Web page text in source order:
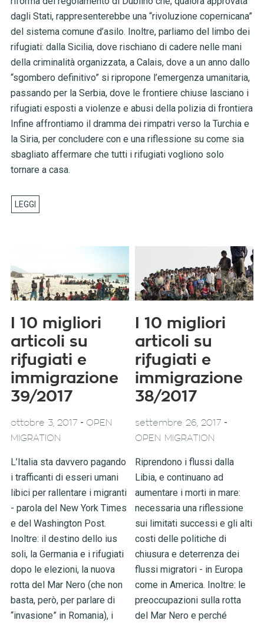
dagli Stati, rappresenterebbe una “rivoluzione copernicana”
del sistema comune d’asilo. Inoltre, parliamo del limbo dei
rifugiati: dalla Sicilia, dove rischiano di cadere nelle mani
della criminalità organizzata, a Calais, dove a un anno dallo
“sgombero definitivo” si ripropone l’emergenza umanitaria,
passando per la Serbia, dove le frontiere chiuse lasciano i
rifugiati esposti a violenze e abusi della polizia di frontiera
Infine affrontiamo il dramma dei rimpatri verso la Turchia e
la Siria, per concludere con e una riflessione su come sia
sbagliato affermare che tutti i rifugiati vogliono solo
tornare a casa.
I 10 migliori
articoli su
rifugiati e
immigrazione
39/2017
ottobre 3, 2017 - OPEN
MIGRATION
L’Italia sta davvero pagando
i trafficanti di esseri umani
libici per rallentare i migranti
- parola del New York Times
e del Washington Post.
Inoltre: il destino dello ius
soli, la Germania e i rifugiati
dopo le elezioni, la nuova
rotta del Mar Nero (che non
basta, però, per parlare di
“invasione” in Romania), i
I 10 migliori
articoli su
rifugiati e
immigrazione
38/2017
settembre 26, 2017 -
OPEN MIGRATION
Riprendono i flussi dalla
Libia, e continuano ad
aumentare i morti in mare:
necessaria una riflessione
sui limitati successi e gli alti
costi delle politiche di
chiusura e deterrenza dei
flussi migratori - in Europa
come in America. Inoltre: le
preoccupazioni sulla rotta
del Mar Nero e perché